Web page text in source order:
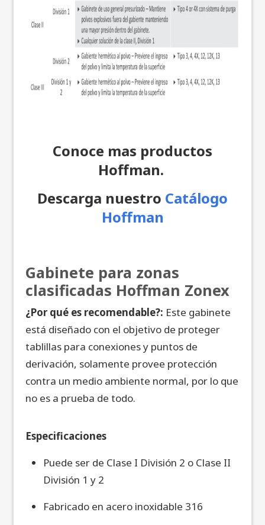
Conoce mas productos
Hoffman.
Descarga nuestro Catálogo
Hoffman
Gabinete para zonas
clasificadas Hoffman Zonex
¿Por qué es recomendable?: Este gabinete
está diseñado con el objetivo de proteger
tablillas para conexiones y puntos de
derivación, solamente provee protección
contra un medio ambiente normal, por lo que
no es a prueba de todo.
Especificaciones
Puede ser de Clase I División 2 o Clase II
División 1 y 2
Fabricado en acero inoxidable 316